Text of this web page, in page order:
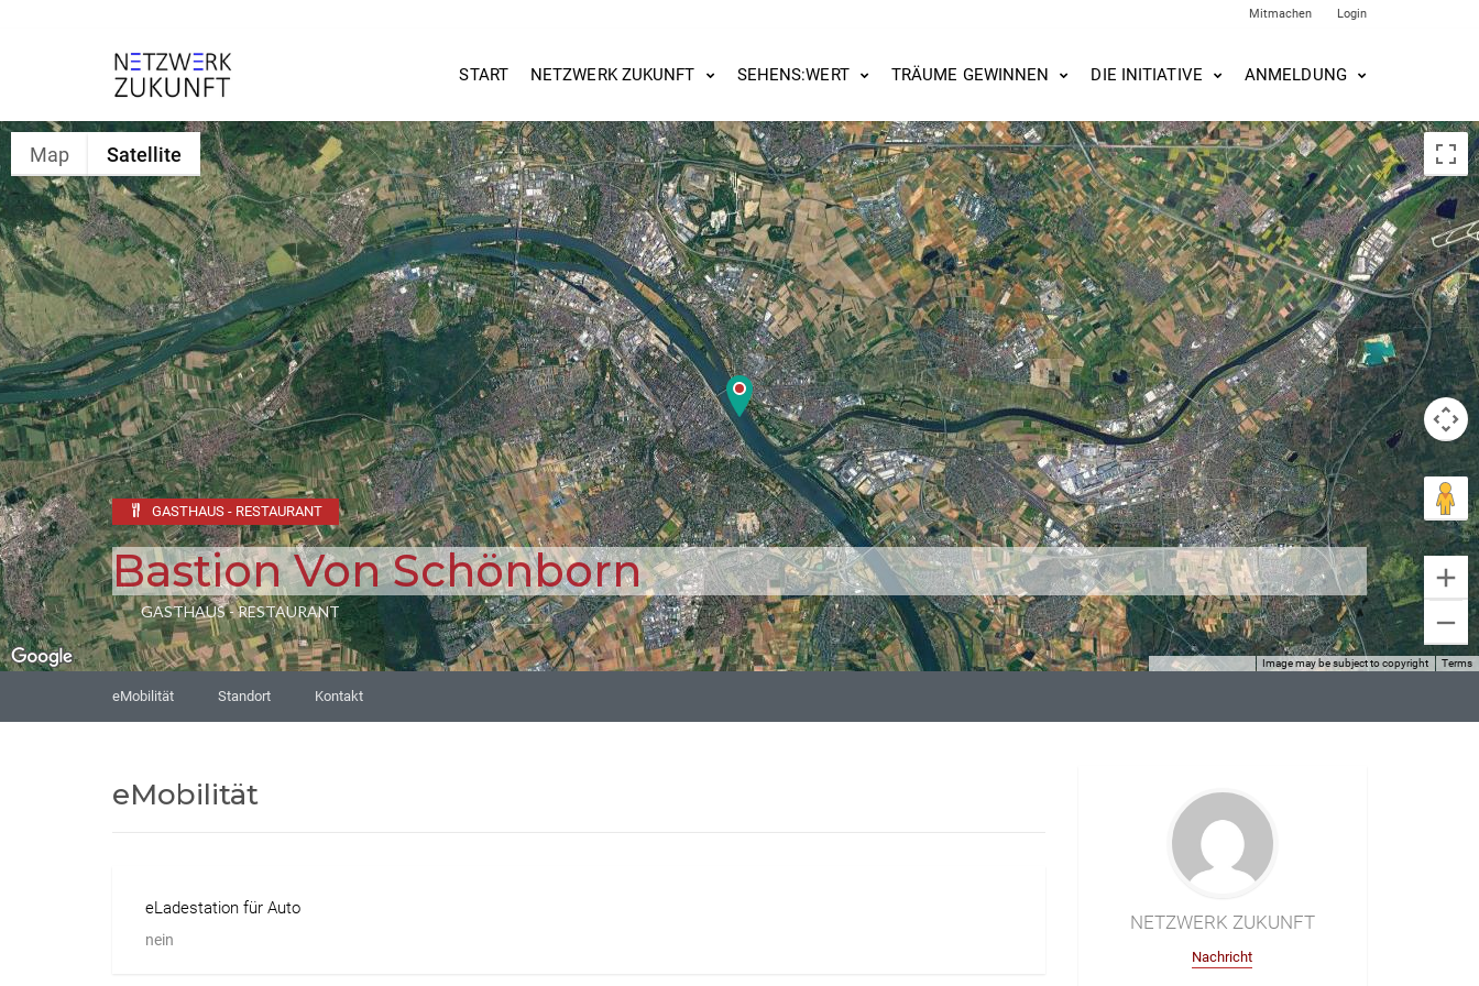
Mitmachen Login
START NETZWERK ZUKUNFT SEHENS:WERT TRÄUME GEWINNEN DIE INITIATIVE ANMELDUNG
Map Satellite
Image may be subject to copyright Terms
GASTHAUS - RESTAURANT
Bastion Von Schönborn
GASTHAUS - RESTAURANT
eMobilität Standort Kontakt
eMobilität
eLadestation für Auto
nein
NETZWERK ZUKUNFT
Nachricht